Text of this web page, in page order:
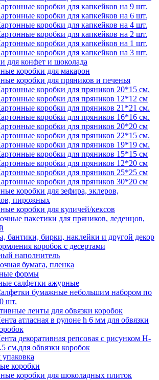
коробки для капкейков на 9 шт.
коробки для капкейков на 6 шт.
коробки для капкейков на 4 шт.
коробки для капкейков на 2 шт.
коробки для капкейков на 1 шт.
коробки для капкейков на 3 шт.
для конфет и шоколада
коробки для макарон
коробки для пряников и печенья
коробки для пряников 20*15 см.
коробки для пряников 12*12 см
коробки для пряников 21*21 см.
коробки для пряников 16*16 см.
коробки для пряников 20*20 см
коробки для пряников 22*15 см.
коробки для пряников 19*19 см.
коробки для пряников 15*15 см
коробки для пряников 12*20 см
коробки для пряников 25*25 см
коробки для пряников 30*20 см
коробки для зефира, эклеров,
пирожных
коробки для куличей/кексов
пакетики для пряников, леденцов,
бантики, бирки, наклейки и другой декор
коробок с десертами
наполнитель
бумага, пленка
формы
салфетки ажурные
бумажные небольшим набором по
шт.
ленты для обвязки коробок
атласная в рулоне h 6 мм для обвязки
декоративная репсовая с рисунком H-
см.для обвязки коробок
коробки
коробки для шоколадных плиток